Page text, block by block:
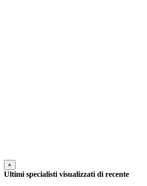
×
Ultimi specialisti visualizzati di recente